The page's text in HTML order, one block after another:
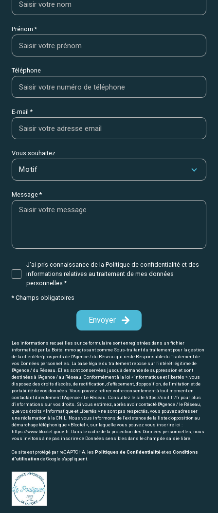
Prénom *
Téléphone
E-mail *
Vous souhaitez
Motif
Message *
J'ai pris connaissance de la Politique de confidentialité et des
informations relatives au traitement de mes données
personnelles *
* Champs obligatoires
Envoyer
Les informations recueillies sur ce formulaire sont enregistrées dans un fichier
informatisé par La Boite Immo agissant comme Sous-traitant du traitement pour la gestion
de la clientèle/prospects de l'Agence / du Réseau qui reste Responsable du Traitement de
vos Données personnelles. La base légale du traitement repose sur l'intérêt légitime de
l'Agence / du Réseau. Elles sont conservées jusqu'à demande de suppression et sont
destinées à l'Agence / au Réseau. Conformément à la loi « informatique et libertés », vous
disposez des droits d’accès, de rectification, d’effacement, d’opposition, de limitation et de
portabilité de vos données. Vous pouvez retirer votre consentement à tout moment en
contactant directement l’Agence / Le Réseau. Consultez le site https://cnil.fr/fr pour plus
d’informations sur vos droits. Si vous estimez, après avoir contacté l'Agence / le Réseau,
que vos droits « Informatique et Libertés » ne sont pas respectés, vous pouvez adresser
une réclamation à la CNIL. Nous vous informons de l’existence de la liste d'opposition au
démarchage téléphonique « Bloctel », sur laquelle vous pouvez vous inscrire ici :
https://www.bloctel.gouv.fr. Dans le cadre de la protection des Données personnelles, nous
vous invitons à ne pas inscrire de Données sensibles dans le champ de saisie libre.
Ce site est protégé par reCAPTCHA, les Politiques de Confidentialitéet es Conditions
d'utilisation de Google s'appliquent.